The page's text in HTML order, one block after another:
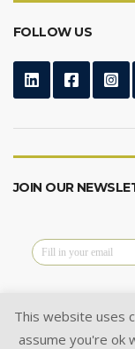
FOLLOW US
JOIN OUR
This website uses
assume you're ok